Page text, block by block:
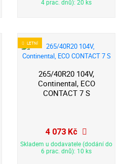
4 prac. dnů): 20 ks
LETNÍ
265/40R20 104V,
Continental, ECO
CONTACT 7 S
4 073 Kč
Skladem u dodavatele (dodání do
6 prac. dnů): 10 ks